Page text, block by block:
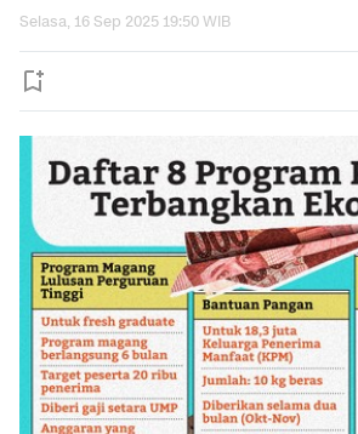
Selasa, 16 Sep 2025 19:50 WIB